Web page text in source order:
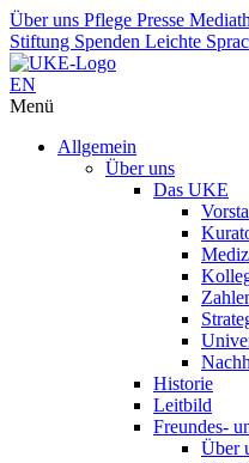
Über uns Pflege Presse
Stiftung Spenden Leichte
EN
Menü
Allgemein
Über uns
Das UKE
Historie
Leitbild
Freundes-
Über